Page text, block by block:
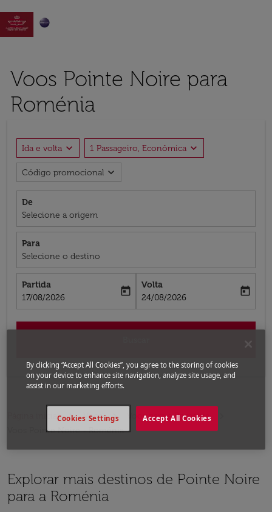

Voos Pointe Noire para
Roménia
Ida e volta expand_more 1 Passageiro, Econômica expand_more
Código promocional expand_more
De
Selecione a origem
Para
Selecione o destino
Partida
fc-booking-departure-date-aria-label
17/08/2026
today
Volta
fc-booking-return-date-aria-label
24/08/2026
today
Página inicial Voos
Voos para a Roménia
Voos Pointe Noire - Roménia
Explorar mais destinos de Pointe Noire
para a Roménia
By clicking “Accept All Cookies”, you agree to the storing of cookies
on your device to enhance site navigation, analyze site usage, and
assist in our marketing efforts.
Accept All Cookies
Cookies Settings